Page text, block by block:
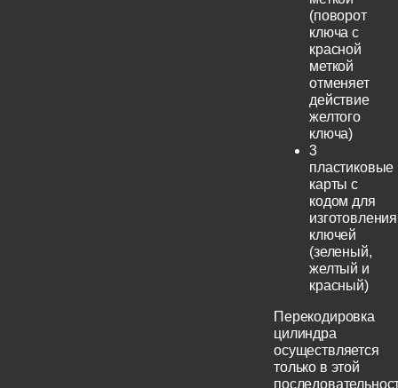
(поворот
ключа с
красной
меткой
отменяет
действие
желтого
ключа)
3
пластиковые
карты с
кодом для
изготовления
ключей
(зеленый,
желтый и
красный)
Перекодировка
цилиндра
осуществляется
только в этой